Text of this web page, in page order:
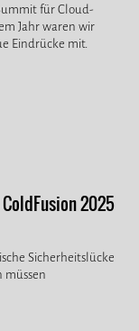
für Cloud-
Jahr waren wir
Eindrücke mit.
2025
Sicherheitslücke
müssen